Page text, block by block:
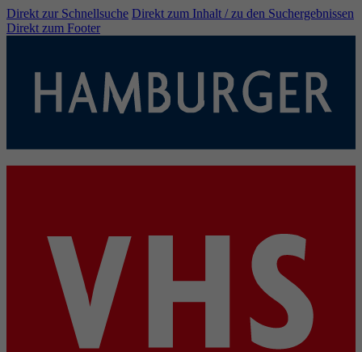
Direkt zur Schnellsuche Direkt zum Inhalt / zu den Suchergebnissen
Direkt zum Footer